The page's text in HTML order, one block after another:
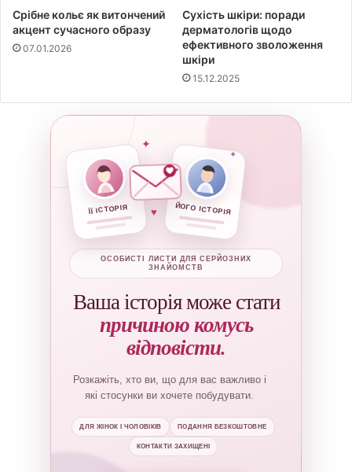
Срібне кольє як витончений
акцент сучасного образу
07.01.2026
Сухість шкіри: поради
дерматологів щодо
ефективного зволоження
шкіри
15.12.2025
ЇЇ ІСТОРІЯ ЙОГО ІСТОРІЯ
✦
♥
✦
ОСОБИСТІ ЛИСТИ ДЛЯ СЕРЙОЗНИХ
ЗНАЙОМСТВ
Ваша історія може стати
причиною комусь
відповісти.
Розкажіть, хто ви, що для вас важливо і
які стосунки ви хочете побудувати.
ДЛЯ ЖІНОК І ЧОЛОВІКІВ ПОДАННЯ БЕЗКОШТОВНЕ
КОНТАКТИ ЗАХИЩЕНІ